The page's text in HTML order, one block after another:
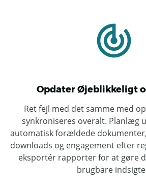
Opdater Øjeblikkeligt
Ret fejl med det samme med
synkroniseres overalt. Planlæg
automatisk forældede
downloads og engagement efter
eksportér rapporter for at gøre
brugbare